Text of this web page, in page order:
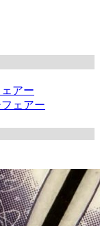
アー